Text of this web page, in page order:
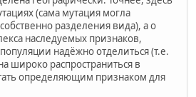
(сама мутация могла
разделения вида), а о
наследуемых признаков,
надёжно отделиться (т.е.
широко распространиться в
определяющим признаком для